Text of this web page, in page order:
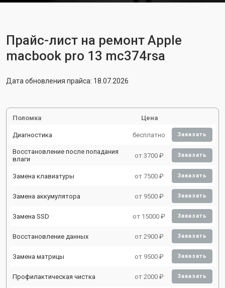
Прайс-лист на ремонт Apple
macbook pro 13 mc374rsa
Дата обновления прайса: 18.07.2026
Поломка Цена
Диагностика бесплатно Заказать
Восстановление после попадания
влаги
от 3700 ₽ Заказать
Замена клавиатуры от 7500 ₽ Заказать
Замена аккумулятора от 9500 ₽ Заказать
Замена SSD от 15000 ₽ Заказать
Восстановление данных от 2900 ₽ Заказать
Замена матрицы от 9500 ₽ Заказать
Профилактическая чистка от 2000 ₽ Заказать